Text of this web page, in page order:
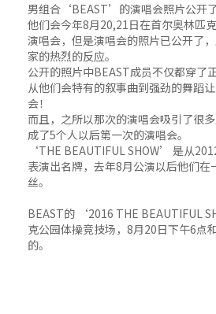
男组合‘BEAST’的演唱会照片公开了
他们会今年8月20,21日在首尔奥林匹
演唱会，但是演唱会的照片已公开了
家的热烈的反应。
公开的照片中BEAST成员不仅都穿了
从他们会特有的叙事曲到强劲的舞蹈
会！
而且，之所以那次的演唱会吸引了很
成了5个人以后第一次的演唱会。
‘THE BEAUTIFUL SHOW’ 是从
表演出名牌，去年8月公演以后他们在
丝。
BEAST的 ‘2016 THE BEAUTIFUL
克公园体操竞技场，8月20日下午6点
的。